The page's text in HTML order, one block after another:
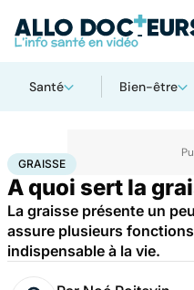
Santé Bien-être
AccueilSanté
GRAISSE
A quoi sert la
La graisse présente un
assure plusieurs
indispensable à la vie.